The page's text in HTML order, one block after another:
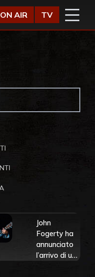
ON AIR TV
John
Fogerty ha
annunciato
l’arrivo di un